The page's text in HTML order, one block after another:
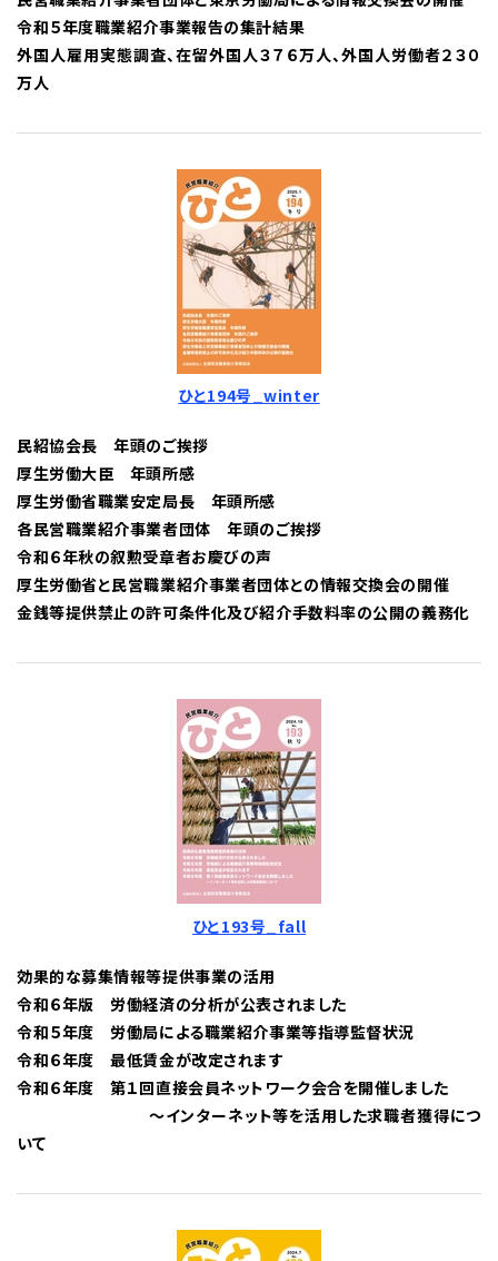
令和５年度職業紹介事業報告の集計結果
外国人雇用実態調査、在留外国人３７６万人、外国人労働者２３０
万人
ひと194号_winter
民紹協会長 年頭のご挨拶
厚生労働大臣 年頭所感
厚生労働省職業安定局長 年頭所感
各民営職業紹介事業者団体 年頭のご挨拶
令和６年秋の叙勲受章者お慶びの声
厚生労働省と民営職業紹介事業者団体との情報交換会の開催
金銭等提供禁止の許可条件化及び紹介手数料率の公開の義務化
ひと193号_fall
効果的な募集情報等提供事業の活用
令和６年版 労働経済の分析が公表されました
令和５年度 労働局による職業紹介事業等指導監督状況
令和６年度 最低賃金が改定されます
令和６年度 第１回直接会員ネットワーク会合を開催しました
〜インターネット等を活用した求職者獲得につ
いて